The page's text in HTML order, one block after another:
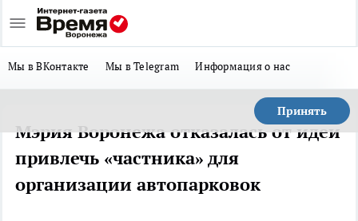
Мы в ВКонтакте Мы в Telegram Информация о нас
Принять
Мэрия Воронежа отказалась от идеи
привлечь «частника» для
организации автопарковок